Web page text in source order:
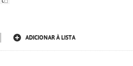
ADICIONAR À LISTA